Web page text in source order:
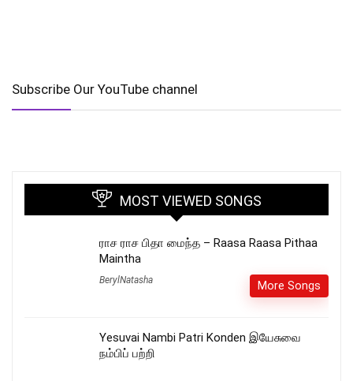
Subscribe Our YouTube channel
MOST VIEWED SONGS
ராச ராச பிதா மைந்த – Raasa Raasa Pithaa
Maintha
BerylNatasha More Songs
Yesuvai Nambi Patri Konden இயேசுவை
நம்பிப் பற்றி